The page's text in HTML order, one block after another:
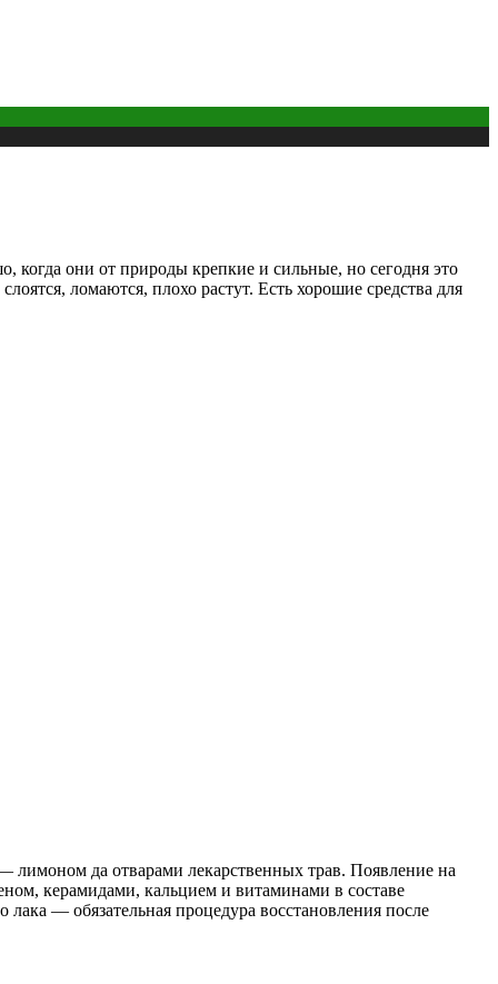
они от природы крепкие и сильные, но сегодня это
ломаются, плохо растут. Есть хорошие средства для
лимоном да отварами лекарственных трав. Появление на
керамидами, кальцием и витаминами в составе
— обязательная процедура восстановления после